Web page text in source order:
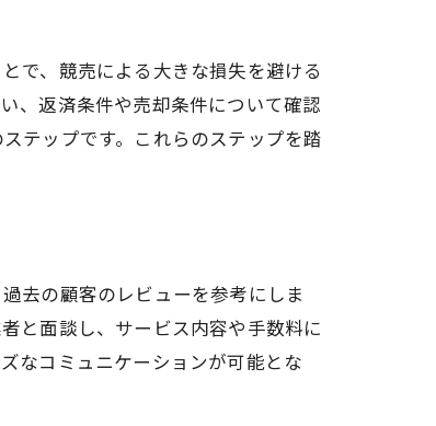
で、競売による大きな損失を避ける
、返済条件や売却条件について確認
テップです。これらのステップを踏
去の顧客のレビューを参考にしま
と面談し、サービス内容や手数料に
なコミュニケーションが可能とな